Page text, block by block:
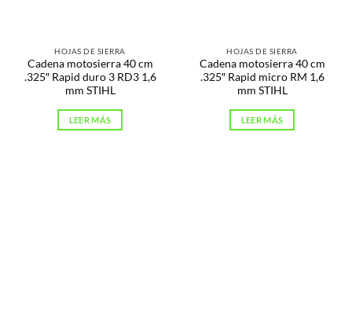
HOJAS DE SIERRA
Cadena motosierra 40 cm
.325″ Rapid duro 3 RD3 1,6
mm STIHL
LEER MÁS
HOJAS DE SIERRA
Cadena motosierra 40 cm
.325″ Rapid micro RM 1,6
mm STIHL
LEER MÁS